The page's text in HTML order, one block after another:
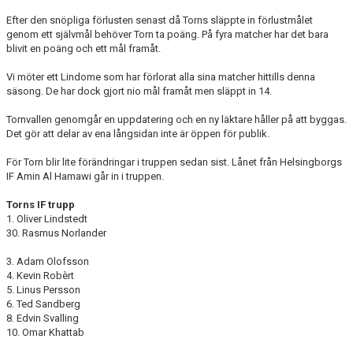
Efter den snöpliga förlusten senast då Torns släppte in förlustmålet
genom ett självmål behöver Torn ta poäng. På fyra matcher har det bara
blivit en poäng och ett mål framåt.
Vi möter ett Lindome som har förlorat alla sina matcher hittills denna
säsong. De har dock gjort nio mål framåt men släppt in 14.
Tornvallen genomgår en uppdatering och en ny läktare håller på att byggas.
Det gör att delar av ena långsidan inte är öppen för publik.
För Torn blir lite förändringar i truppen sedan sist. Lånet från Helsingborgs
IF Amin Al Hamawi går in i truppen.
Torns IF trupp
1. Oliver Lindstedt
30. Rasmus Norlander
3. Adam Olofsson
4. Kevin Robèrt
5. Linus Persson
6. Ted Sandberg
8. Edvin Svalling
10. Omar Khattab